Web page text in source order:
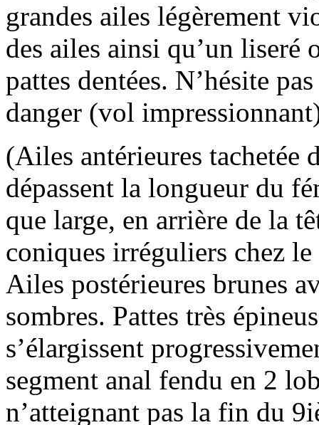
grandes ailes légèrement
des ailes ainsi qu’un liseré
pattes dentées. N’hésite
danger (vol
(Ailes antérieures tachetée
dépassent la longueur du
que large, en arrière de la
coniques irréguliers chez
Ailes postérieures brunes
sombres. Pattes très
s’élargissent
segment anal fendu en 2
n’atteignant pas la fin du